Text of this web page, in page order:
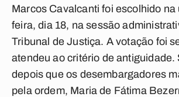
Marcos Cavalcanti foi escolhido
feira, dia 18, na sessão
Tribunal de Justiça. A votação foi
atendeu ao critério de antiguidade.
depois que os desembargadores
pela ordem, Maria de Fátima